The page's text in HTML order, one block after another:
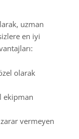
uzman
en iyi
olarak
ekipman
vermeyen